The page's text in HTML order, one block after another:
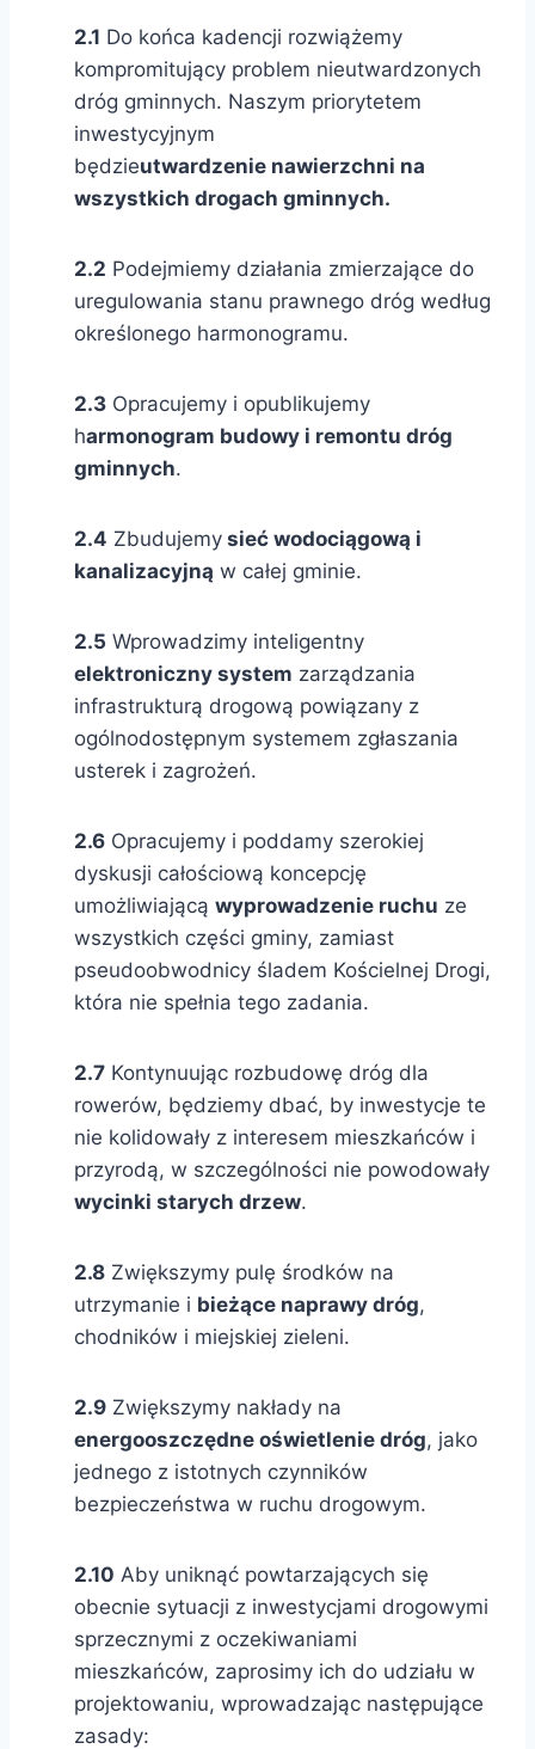
2.1 Do końca kadencji rozwiążemy
kompromitujący problem nieutwardzonych
dróg gminnych. Naszym priorytetem
inwestycyjnym
będzieutwardzenie nawierzchni na
wszystkich drogach gminnych.
2.2 Podejmiemy działania zmierzające do
uregulowania stanu prawnego dróg według
określonego harmonogramu.
2.3 Opracujemy i opublikujemy
harmonogram budowy i remontu dróg
gminnych.
2.4 Zbudujemy sieć wodociągową i
kanalizacyjną w całej gminie.
2.5 Wprowadzimy inteligentny
elektroniczny system zarządzania
infrastrukturą drogową powiązany z
ogólnodostępnym systemem zgłaszania
usterek i zagrożeń.
2.6 Opracujemy i poddamy szerokiej
dyskusji całościową koncepcję
umożliwiającą wyprowadzenie ruchu ze
wszystkich części gminy, zamiast
pseudoobwodnicy śladem Kościelnej Drogi,
która nie spełnia tego zadania.
2.7 Kontynuując rozbudowę dróg dla
rowerów, będziemy dbać, by inwestycje te
nie kolidowały z interesem mieszkańców i
przyrodą, w szczególności nie powodowały
wycinki starych drzew.
2.8 Zwiększymy pulę środków na
utrzymanie i bieżące naprawy dróg,
chodników i miejskiej zieleni.
2.9 Zwiększymy nakłady na
energooszczędne oświetlenie dróg, jako
jednego z istotnych czynników
bezpieczeństwa w ruchu drogowym.
2.10 Aby uniknąć powtarzających się
obecnie sytuacji z inwestycjami drogowymi
sprzecznymi z oczekiwaniami
mieszkańców, zaprosimy ich do udziału w
projektowaniu, wprowadzając następujące
zasady: